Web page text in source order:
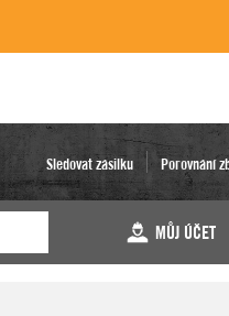
Sledovat zásilku Porovnání
MŮJ ÚČET